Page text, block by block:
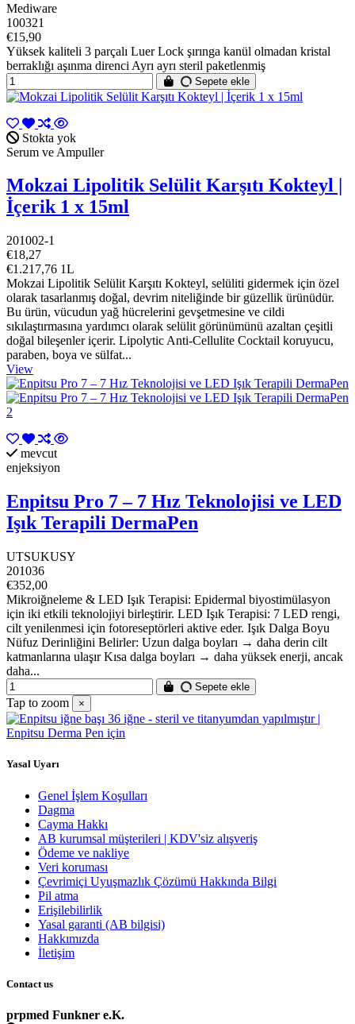
Mediware
100321
€15,90
Yüksek kaliteli 3 parçalı Luer Lock şırınga kanül olmadan kristal
berraklığı aşınma direnci Ayrı ayrı steril paketlenmiş
Sepete ekle
Stokta yok
Serum ve Ampuller
Mokzai Lipolitik Selülit Karşıtı Kokteyl |
İçerik 1 x 15ml
201002-1
€18,27
€1.217,76 1L
Mokzai Lipolitik Selülit Karşıtı Kokteyl, selüliti gidermek için özel
olarak tasarlanmış doğal, devrim niteliğinde bir güzellik ürünüdür.
Bu ürün, vücudun yağ hücrelerini gevşetmesine ve cildi
sıkılaştırmasına yardımcı olarak selülit görünümünü azaltan çeşitli
doğal bileşenler içerir. Lipolytic Anti-Cellulite Cocktail koruyucu,
paraben, boya ve sülfat...
View
mevcut
enjeksiyon
Enpitsu Pro 7 – 7 Hız Teknolojisi ve LED
Işık Terapili DermaPen
UTSUKUSY
201036
€352,00
Mikroiğneleme & LED Işık Terapisi: Epidermal biyostimülasyon
için iki etkili teknolojiyi birleştirir. LED Işık Terapisi: 7 LED rengi,
cilt yenilenmesi için fotoreseptörleri aktive eder. Işık Dalga Boyu
Nüfuz Derinliğini Belirler: Uzun dalga boyları → daha derin cilt
katmanlarına ulaşır Kısa dalga boyları → daha yüksek enerji, ancak
daha...
Sepete ekle
Tap to zoom ×
Yasal Uyarı
Genel İşlem Koşulları
Dagma
Cayma Hakkı
AB kurumsal müşterileri | KDV'siz alışveriş
Ödeme ve nakliye
Veri koruması
Çevrimiçi Uyuşmazlık Çözümü Hakkında Bilgi
Pil atma
Erişilebilirlik
Yasal garanti (AB bilgisi)
Hakkımızda
İletişim
Contact us
prpmed Funkner e.K.